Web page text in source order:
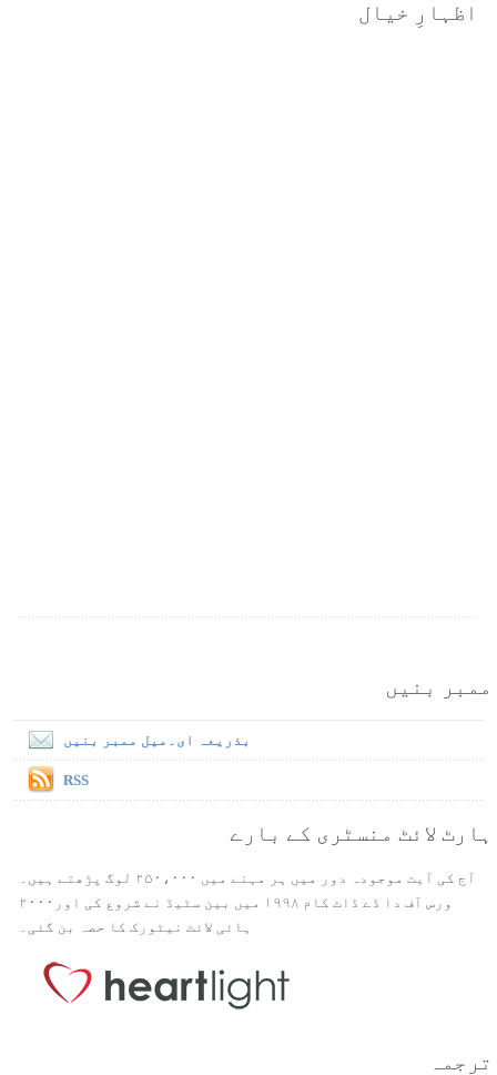
اظہارِ خیال
ممبر بنیں
بذریعہ ای۔میل ممبر بنیں
RSS
ہارٹ لائٹ منسٹری کے بارے
آج کی آیت موجودہ دور میں ہر مہنے میں ۲۵۰،۰۰۰ لوگ پڑھتے ہیں۔
ورس آف دا ڈے ڈاٹ کام ۱۹۹۸ میں بین سٹیڈ نے شروع کی اور۲۰۰۰
ہائی لائٹ نیٹورک کا حصہ بن گئی۔
ترجمہ